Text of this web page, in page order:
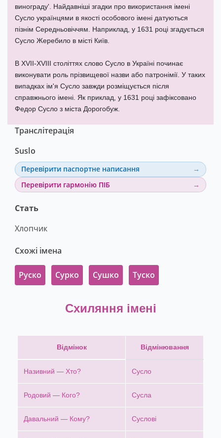
винограду'. Найдавніші згадки про використання імені
Сусло українцями в якості особового імені датуються
пізнім Середньовіччям. Наприклад, у 1631 році згадується
Сусло Жеребило в місті Київ.
В XVII-XVIII століттях слово Сусло в Україні починає
виконувати роль прізвищевої назви або патронімії. У таких
випадках ім'я Сусло завжди розміщується після
справжнього імені. Як приклад, у 1631 році зафіксовано
Федор Сусло з міста Дорогобуж.
Транслітерація
Suslo
Перевірити паспортне написання
Перевірити гармонію ПІБ
Стать
Хлопчик
Схожі імена
Руско Сурко Сушко Туско
Схиляння імені
Відмінок Відмінювання
Називний — Хто? Сусло
Родовий — Кого? Сусла
Давальний — Кому? Суслові